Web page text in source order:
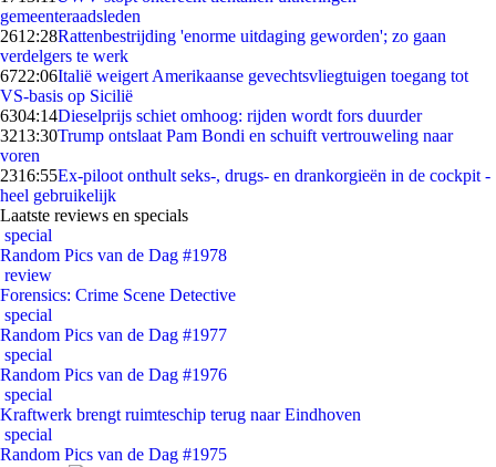
gemeenteraadsleden
2612:28Rattenbestrijding 'enorme uitdaging geworden'; zo gaan
verdelgers te werk
6722:06Italië weigert Amerikaanse gevechtsvliegtuigen toegang tot
VS-basis op Sicilië
6304:14Dieselprijs schiet omhoog: rijden wordt fors duurder
3213:30Trump ontslaat Pam Bondi en schuift vertrouweling naar
voren
2316:55Ex-piloot onthult seks-, drugs- en drankorgieën in de cockpit -
heel gebruikelijk
Laatste reviews en specials
special
Random Pics van de Dag #1978
review
Forensics: Crime Scene Detective
special
Random Pics van de Dag #1977
special
Random Pics van de Dag #1976
special
Kraftwerk brengt ruimteschip terug naar Eindhoven
special
Random Pics van de Dag #1975